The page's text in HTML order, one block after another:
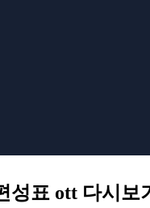
성표 ott 다시보